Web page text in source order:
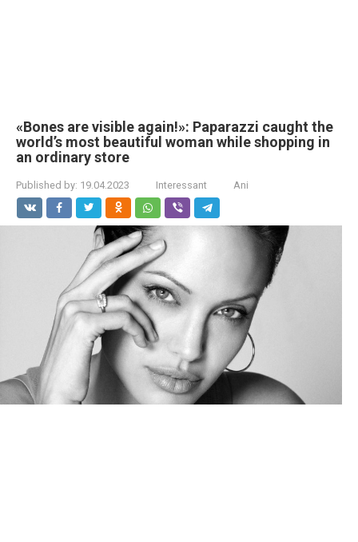
«Bones are visible again!»: Paparazzi caught the
world’s most beautiful woman while shopping in
an ordinary store
Published by: 19.04.2023 Interessant Ani